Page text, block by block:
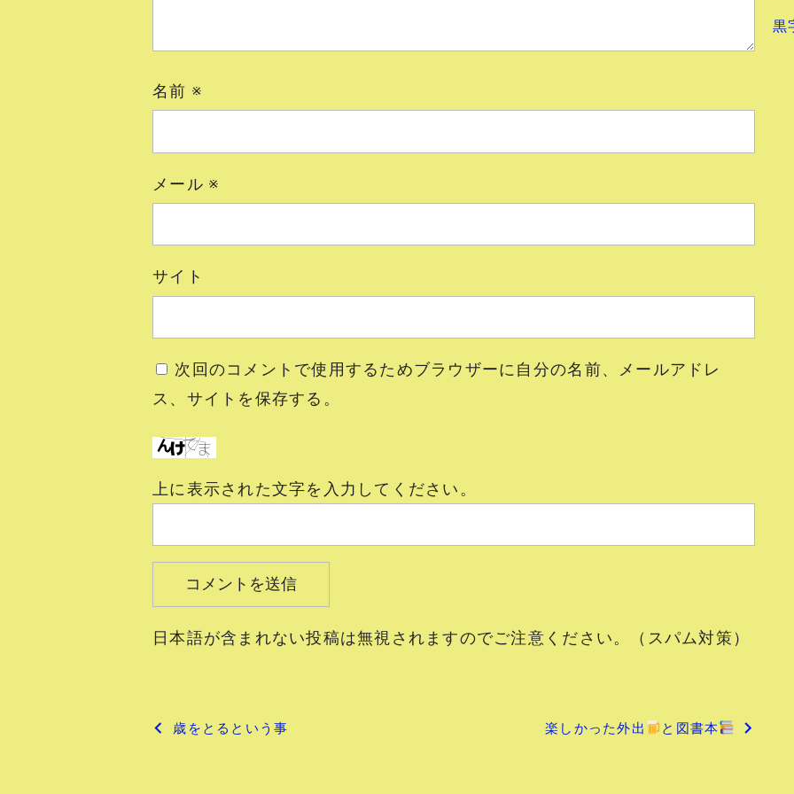
名前 ※
メール ※
サイト
次回のコメントで使用するためブラウザーに自分の名前、メールアドレ
ス、サイトを保存する。
上に表示された文字を入力してください。
日本語が含まれない投稿は無視されますのでご注意ください。（スパム対策）
投
歳をとるという事 楽しかった外出 と図書本
黒